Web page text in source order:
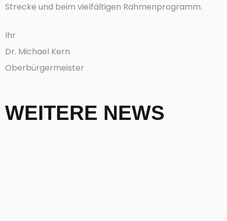
Strecke und beim vielfältigen Rahmenprogramm.
Ihr
Dr. Michael Kern
Oberbürgermeister
WEITERE NEWS